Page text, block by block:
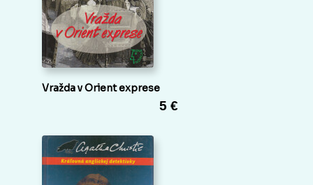
Vražda v Orient exprese
5 €